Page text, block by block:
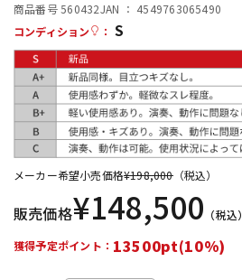
配信/ライブ機器
中古
商品番号 560432JAN ： 4549763065490
コンディション
： S
メーカー希望小売価格¥198,000（税込）
販売価格¥148,500 （税込）
獲得予定ポイント： 13500pt(10%)